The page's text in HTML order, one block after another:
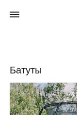
Батуты